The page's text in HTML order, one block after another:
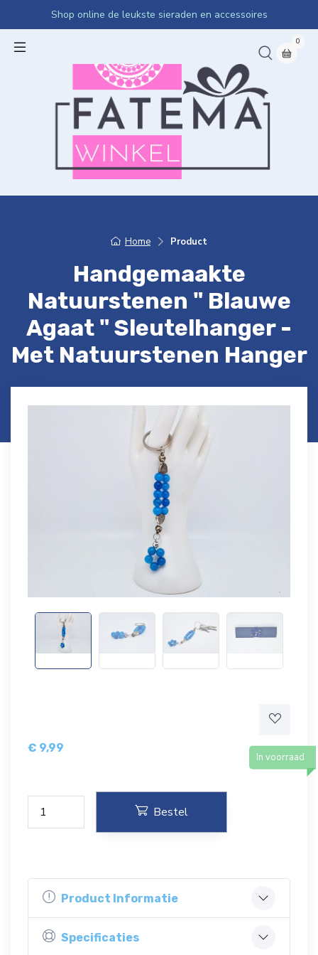
Shop online de leukste sieraden en accessoires
0
Home Product
Handgemaakte
Natuurstenen " Blauwe
Agaat " Sleutelhanger -
Met Natuurstenen Hanger
€ 9,99
In voorraad
Bestel
Product Informatie
Specificaties